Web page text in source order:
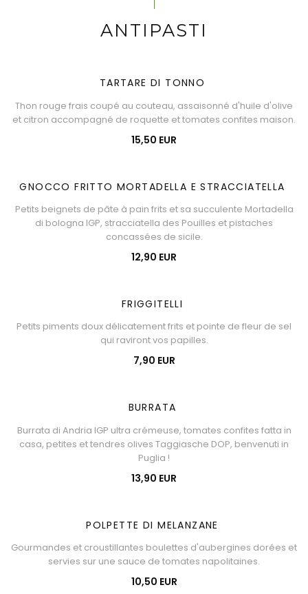
ANTIPASTI
TARTARE DI TONNO
Thon rouge frais coupé au couteau, assaisonné d'huile d'olive
et citron accompagné de roquette et tomates confites maison.
15,50 EUR
GNOCCO FRITTO MORTADELLA E STRACCIATELLA
Petits beignets de pâte à pain frits et sa succulente Mortadella
di bologna IGP, stracciatella des Pouilles et pistaches
concassées de sicile.
12,90 EUR
FRIGGITELLI
Petits piments doux délicatement frits et pointe de fleur de sel
qui raviront vos papilles.
7,90 EUR
BURRATA
Burrata di Andria IGP ultra crémeuse, tomates confites fatta in
casa, petites et tendres olives Taggiasche DOP, benvenuti in
Puglia !
13,90 EUR
POLPETTE DI MELANZANE
Gourmandes et croustillantes boulettes d'aubergines dorées et
servies sur une sauce de tomates napolitaines.
10,50 EUR